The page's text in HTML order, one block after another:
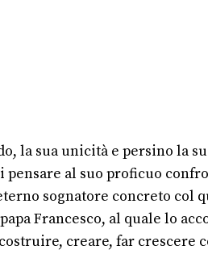
la sua unicità e persino la
al suo proficuo
sognatore concreto col
Francesco, al quale lo
creare, far